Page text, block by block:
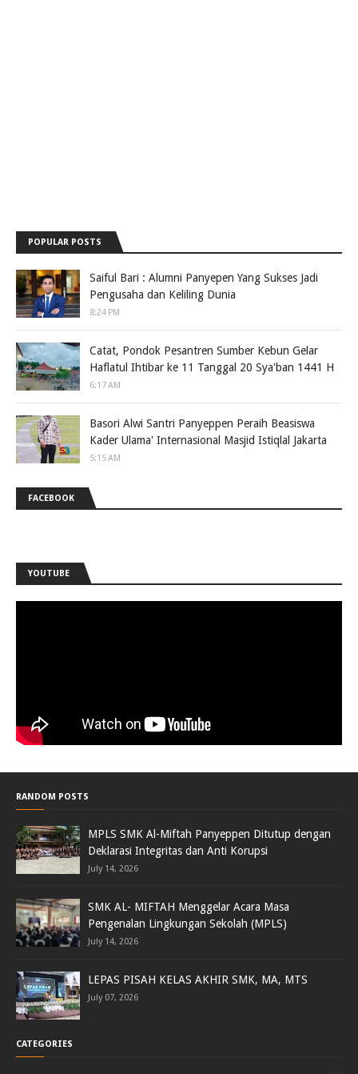
POPULAR POSTS
Saiful Bari : Alumni Panyepen Yang Sukses Jadi
Pengusaha dan Keliling Dunia
8:24 PM
Catat, Pondok Pesantren Sumber Kebun Gelar
Haflatul Ihtibar ke 11 Tanggal 20 Sya'ban 1441 H
6:17 AM
Basori Alwi Santri Panyeppen Peraih Beasiswa
Kader Ulama' Internasional Masjid Istiqlal Jakarta
5:15 AM
FACEBOOK
YOUTUBE
RANDOM POSTS
MPLS SMK Al-Miftah Panyeppen Ditutup dengan
Deklarasi Integritas dan Anti Korupsi
July 14, 2026
SMK AL- MIFTAH Menggelar Acara Masa
Pengenalan Lingkungan Sekolah (MPLS)
July 14, 2026
LEPAS PISAH KELAS AKHIR SMK, MA, MTS
July 07, 2026
CATEGORIES